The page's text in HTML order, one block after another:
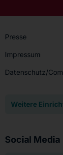
Presse
Impressum
Datenschutz/
Weitere
Social Media